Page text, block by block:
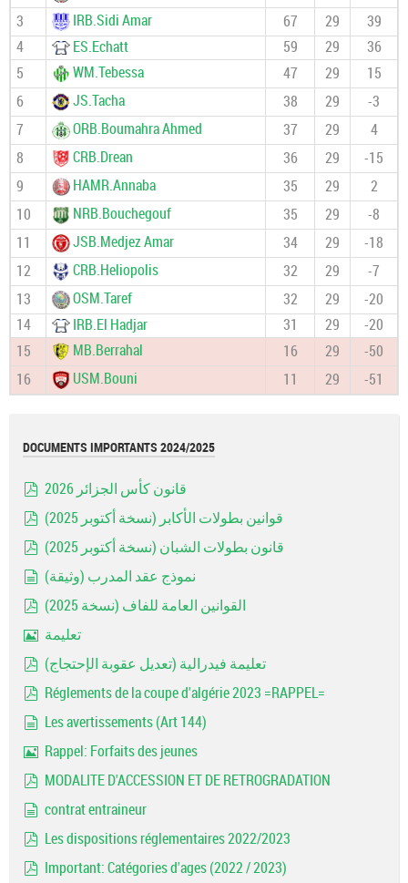
3
IRB.Sidi Amar 67 29
39
4
ES.Echatt 59 29
36
5
WM.Tebessa 47 29
15
6
JS.Tacha 38 29
-3
7
ORB.Boumahra Ahmed 37 29
4
8
CRB.Drean 36 29
-15
9
HAMR.Annaba 35 29
2
10
NRB.Bouchegouf 35 29
-8
11
JSB.Medjez Amar 34 29
-18
12
CRB.Heliopolis 32 29
-7
13
OSM.Taref 32 29
-20
14
IRB.El Hadjar 31 29
-20
15
MB.Berrahal 16 29
-50
16
USM.Bouni 11 29 -51
DOCUMENTS IMPORTANTS 2024/2025
قانون كأس الجزائر 2026
pdf
قوانين بطولات الأكابر (نسخة أكتوبر 2025)
pdf
قانون بطولات الشبان (نسخة أكتوبر 2025)
document
نموذج عقد المدرب (وثيقة)
pdf
القوانين العامة للفاف (نسخة 2025)
تعليمة
pdf
تعليمة فيدرالية (تعديل عقوبة الإحتجاج)
Réglements de la coupe d'algérie 2023 =RAPPEL=
Les avertissements (Art 144)
Rappel: Forfaits des jeunes
MODALITE D'ACCESSION ET DE RETROGRADATION
contrat entraineur
Les dispositions réglementaires 2022/2023
Important: Catégories d'ages (2022 / 2023)